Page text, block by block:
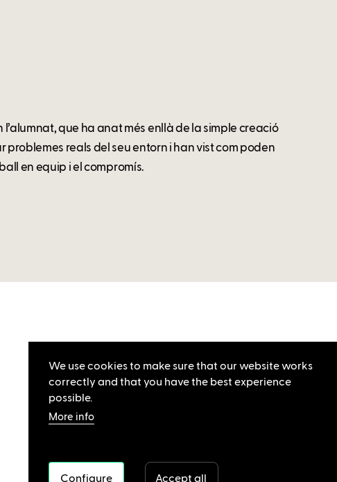
que ha anat més enllà de la simple creació
problemes reals del seu entorn i han vist com poden
en equip i el compromís.
We use cookies to make sure that our website works
correctly and that you have the best experience
possible.
More info
Configure Accept all